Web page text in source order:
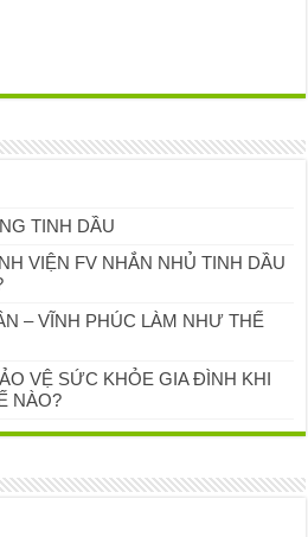
TINH DẦU
VIỆN FV NHẮN NHỦ TINH DẦU
– VĨNH PHÚC LÀM NHƯ THẾ
VỆ SỨC KHỎE GIA ĐÌNH KHI
NÀO?